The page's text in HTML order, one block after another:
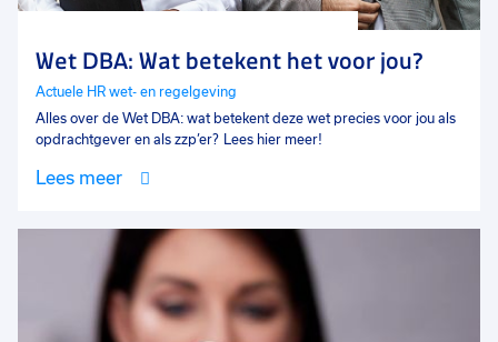
Wet DBA: Wat betekent het voor jou?
Actuele HR wet- en regelgeving
Alles over de Wet DBA: wat betekent deze wet precies voor jou als
opdrachtgever en als zzp’er? Lees hier meer!
Lees meer